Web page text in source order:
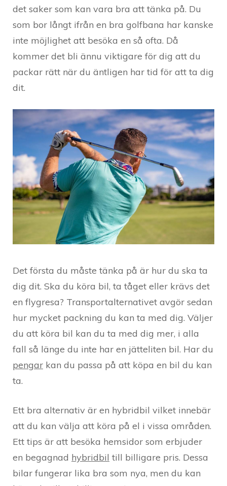
det saker som kan vara bra att tänka på. Du
som bor långt ifrån en bra golfbana har kanske
inte möjlighet att besöka en så ofta. Då
kommer det bli ännu viktigare för dig att du
packar rätt när du äntligen har tid för att ta dig
dit.
Det första du måste tänka på är hur du ska ta
dig dit. Ska du köra bil, ta tåget eller krävs det
en flygresa? Transportalternativet avgör sedan
hur mycket packning du kan ta med dig. Väljer
du att köra bil kan du ta med dig mer, i alla
fall så länge du inte har en jätteliten bil. Har du
pengar kan du passa på att köpa en bil du kan
ta.
Ett bra alternativ är en hybridbil vilket innebär
att du kan välja att köra på el i vissa områden.
Ett tips är att besöka hemsidor som erbjuder
en begagnad hybridbil till billigare pris. Dessa
bilar fungerar lika bra som nya, men du kan